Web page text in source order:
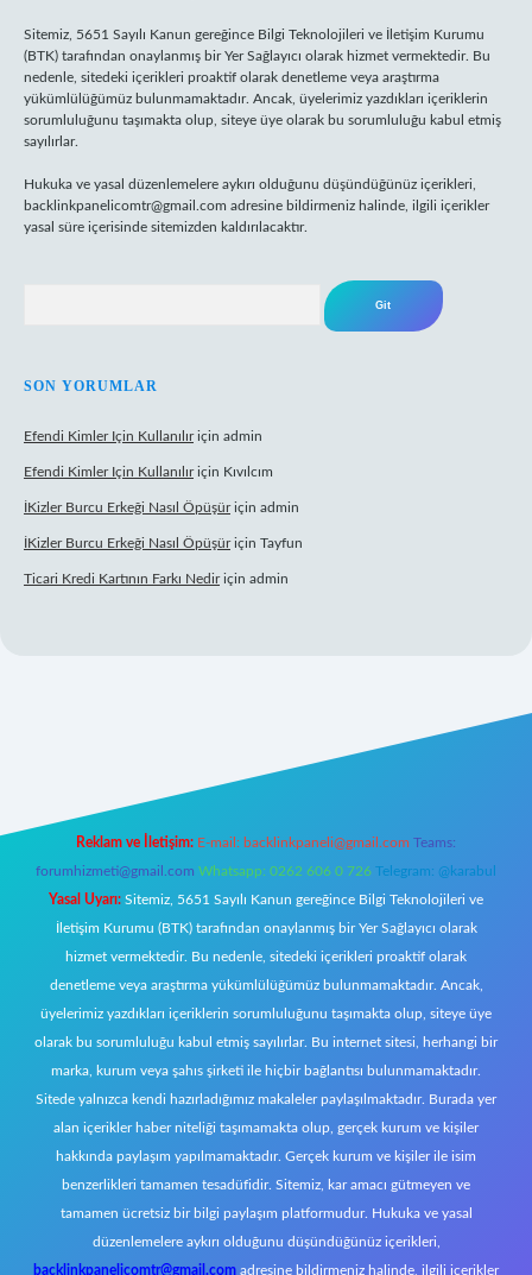
Sitemiz, 5651 Sayılı Kanun gereğince Bilgi Teknolojileri ve İletişim Kurumu
(BTK) tarafından onaylanmış bir Yer Sağlayıcı olarak hizmet vermektedir. Bu
nedenle, sitedeki içerikleri proaktif olarak denetleme veya araştırma
yükümlülüğümüz bulunmamaktadır. Ancak, üyelerimiz yazdıkları içeriklerin
sorumluluğunu taşımakta olup, siteye üye olarak bu sorumluluğu kabul etmiş
sayılırlar.
Hukuka ve yasal düzenlemelere aykırı olduğunu düşündüğünüz içerikleri,
backlinkpanelicomtr@gmail.com adresine bildirmeniz halinde, ilgili içerikler
yasal süre içerisinde sitemizden kaldırılacaktır.
SON YORUMLAR
Efendi Kimler Için Kullanılıriçin admin
Efendi Kimler Için Kullanılıriçin Kıvılcım
İKizler Burcu Erkeği Nasıl Öpüşüriçin admin
İKizler Burcu Erkeği Nasıl Öpüşüriçin Tayfun
Ticari Kredi Kartının Farkı Nediriçin admin
Reklam ve İletişim: E-mail: backlinkpaneli@gmail.com Teams:
forumhizmeti@gmail.com Whatsapp: 0262 606 0 726 Telegram: @karabul
Yasal Uyarı: Sitemiz, 5651 Sayılı Kanun gereğince Bilgi Teknolojileri ve
İletişim Kurumu (BTK) tarafından onaylanmış bir Yer Sağlayıcı olarak
hizmet vermektedir. Bu nedenle, sitedeki içerikleri proaktif olarak
denetleme veya araştırma yükümlülüğümüz bulunmamaktadır. Ancak,
üyelerimiz yazdıkları içeriklerin sorumluluğunu taşımakta olup, siteye üye
olarak bu sorumluluğu kabul etmiş sayılırlar. Bu internet sitesi, herhangi bir
marka, kurum veya şahıs şirketi ile hiçbir bağlantısı bulunmamaktadır.
Sitede yalnızca kendi hazırladığımız makaleler paylaşılmaktadır. Burada yer
alan içerikler haber niteliği taşımamakta olup, gerçek kurum ve kişiler
hakkında paylaşım yapılmamaktadır. Gerçek kurum ve kişiler ile isim
benzerlikleri tamamen tesadüfidir. Sitemiz, kar amacı gütmeyen ve
tamamen ücretsiz bir bilgi paylaşım platformudur. Hukuka ve yasal
düzenlemelere aykırı olduğunu düşündüğünüz içerikleri,
backlinkpanelicomtr@gmail.com adresine bildirmeniz halinde, ilgili içerikler